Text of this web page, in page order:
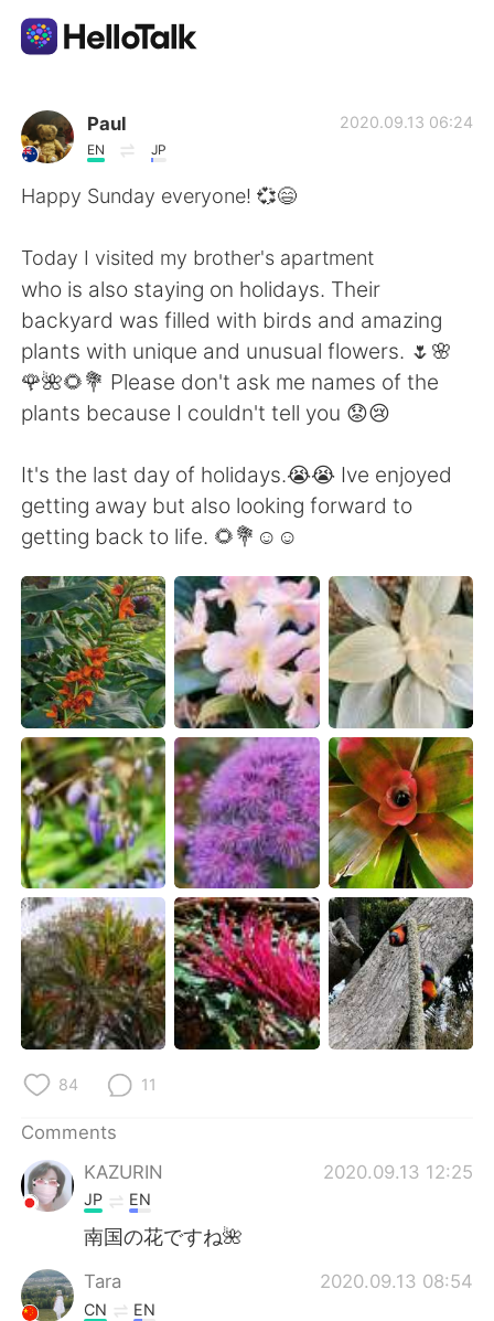
Language Exchange App
AI Grammar Checker
简体中文 繁體中文
Español العربية
日本語 한국어
Indonesia Italiano
Türkçe Tiếng Việt
Português
Paul
EN JP
2020.09.13 06:24
Happy Sunday everyone! 💞😄
Today I visited my brother's apartment
who is also staying on holidays. Their
backyard was filled with birds and amazing
plants with unique and unusual flowers. 🌷🌸
🌹🌺🌻💐 Please don't ask me names of the
plants because I couldn't tell you 😟😢
It's the last day of holidays.😭😭 Ive enjoyed
getting away but also looking forward to
getting back to life. 🌻💐☺️☺️
84 11
Comments
KAZURIN
2020.09.13 12:25
JP EN
南国の花ですね🌺
Tara 2020.09.13 08:54
CN EN